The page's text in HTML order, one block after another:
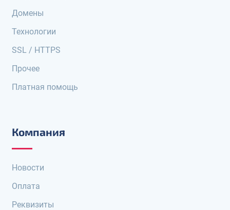
Домены
Технологии
SSL / HTTPS
Прочее
Платная помощь
Компания
Новости
Оплата
Реквизиты